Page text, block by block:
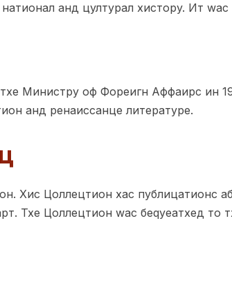
анд цултурал хисторy. Ит
Министрy оф Фореигн Аффаирс ин
анд ренаиссанце литературе.
Хис Цоллецтион хас публицатионс
Тхе Цоллецтион wас беqуеатхед то